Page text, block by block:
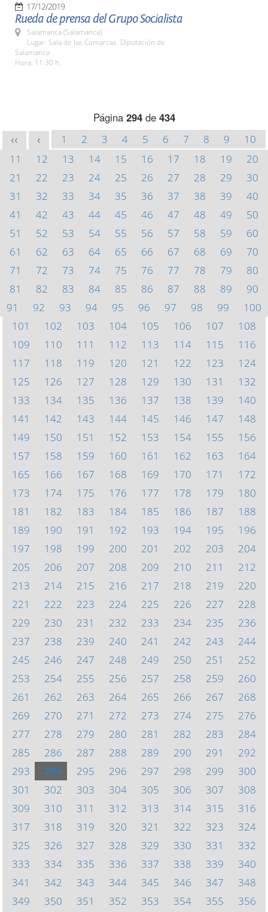
17/12/2019
Rueda de prensa del Grupo Socialista
Salamanca (Salamanca)
Lugar: Sala de las Comarcas. Diputación de
Salamanca
Hora: 11:30 h.
Página 294de 434
<< < 1 2 3 4 5 6 7 8 9
10
11
12 13 14 15 16 17 18 19
20
21
22 23 24 25 26 27 28 29
30
31
32 33 34 35 36 37 38 39
40
41
42 43 44 45 46 47 48 49
50
51
52 53 54 55 56 57 58 59
60
61
62 63 64 65 66 67 68 69
70
71
72 73 74 75 76 77 78 79
80
81
82 83 84 85 86 87 88 89
90
91
92 93 94 95 96 97 98 99
100
101
102 103 104 105 106 107
108
109
110 111 112 113 114 115
116
117
118 119 120 121 122 123
124
125
126 127 128 129 130 131
132
133
134 135 136 137 138 139
140
141
142 143 144 145 146 147
148
149
150 151 152 153 154 155
156
157
158 159 160 161 162 163
164
165
166 167 168 169 170 171
172
173
174 175 176 177 178 179
180
181
182 183 184 185 186 187
188
189
190 191 192 193 194 195
196
197
198 199 200 201 202 203
204
205
206 207 208 209 210 211
212
213
214 215 216 217 218 219
220
221
222 223 224 225 226 227
228
229
230 231 232 233 234 235
236
237
238 239 240 241 242 243
244
245
246 247 248 249 250 251
252
253
254 255 256 257 258 259
260
261
262 263 264 265 266 267
268
269
270 271 272 273 274 275
276
277
278 279 280 281 282 283
284
285
286 287 288 289 290 291
292
293
294 295 296 297 298 299
300
301
302 303 304 305 306 307
308
309
310 311 312 313 314 315
316
317
318 319 320 321 322 323
324
325
326 327 328 329 330 331
332
333
334 335 336 337 338 339
340
341
342 343 344 345 346 347
348
349
350 351 352 353 354 355 356